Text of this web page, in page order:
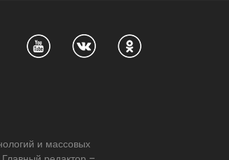
и массовых